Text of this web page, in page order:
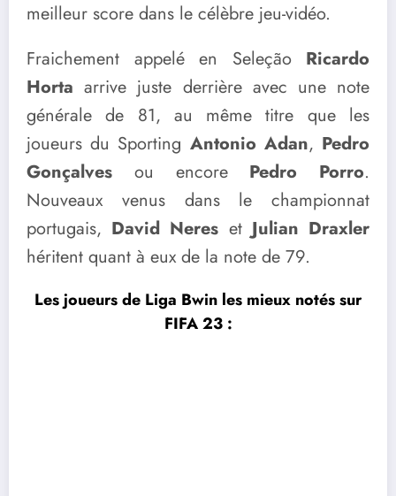
meilleur score dans le célèbre jeu-vidéo.
Fraichement appelé en Seleção Ricardo
Horta arrive juste derrière avec une note
générale de 81, au même titre que les
joueurs du Sporting Antonio Adan, Pedro
Gonçalves ou encore Pedro Porro.
Nouveaux venus dans le championnat
portugais, David Neres et Julian Draxler
héritent quant à eux de la note de 79.
Les joueurs de Liga Bwin les mieux notés sur
FIFA 23 :